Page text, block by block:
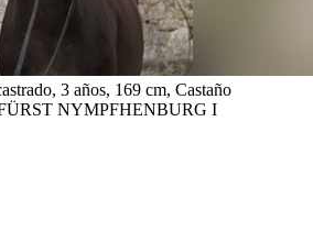
3 años, 169 cm, Castaño
NYMPFHENBURG I